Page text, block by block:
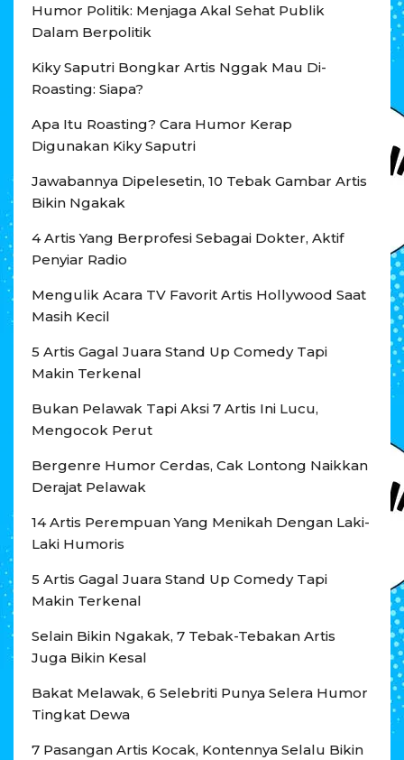
Humor Politik: Menjaga Akal Sehat Publik
Dalam Berpolitik
Kiky Saputri Bongkar Artis Nggak Mau Di-
Roasting: Siapa?
Apa Itu Roasting? Cara Humor Kerap
Digunakan Kiky Saputri
Jawabannya Dipelesetin, 10 Tebak Gambar Artis
Bikin Ngakak
4 Artis Yang Berprofesi Sebagai Dokter, Aktif
Penyiar Radio
Mengulik Acara TV Favorit Artis Hollywood Saat
Masih Kecil
5 Artis Gagal Juara Stand Up Comedy Tapi
Makin Terkenal
Bukan Pelawak Tapi Aksi 7 Artis Ini Lucu,
Mengocok Perut
Bergenre Humor Cerdas, Cak Lontong Naikkan
Derajat Pelawak
14 Artis Perempuan Yang Menikah Dengan Laki-
Laki Humoris
5 Artis Gagal Juara Stand Up Comedy Tapi
Makin Terkenal
Selain Bikin Ngakak, 7 Tebak-Tebakan Artis
Juga Bikin Kesal
Bakat Melawak, 6 Selebriti Punya Selera Humor
Tingkat Dewa
7 Pasangan Artis Kocak, Kontennya Selalu Bikin